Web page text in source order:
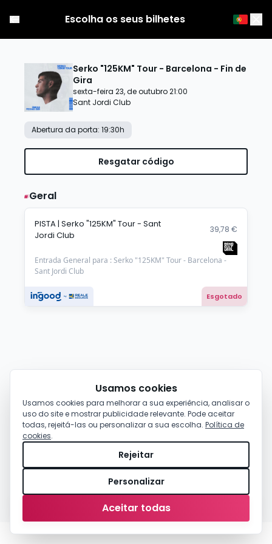
Escolha os seus bilhetes
Serko "125KM" Tour - Barcelona - Fin de
Gira
sexta-feira 23, de outubro 21:00
Sant Jordi Club
Abertura da porta: 19:30h
Resgatar código
Geral
PISTA | Serko "125KM" Tour - Sant
Jordi Club
39,78 €
Entrada General para : Serko "125KM" Tour - Barcelona -
Sant Jordi Club
Esgotado
0,00 €-Comprar
Usamos cookies
Usamos cookies para melhorar a sua experiência, analisar o
uso do site e mostrar publicidade relevante. Pode aceitar
todas, rejeitá-las ou personalizar a sua escolha. Política de
cookies.
Rejeitar
Personalizar
Aceitar todas